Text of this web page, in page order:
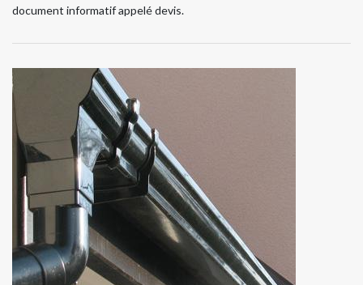
document informatif appelé devis.